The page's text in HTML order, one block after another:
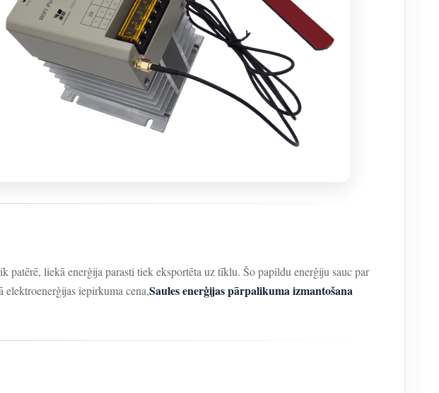
patērē, liekā enerģija parasti tiek eksportēta uz tīklu. Šo papildu enerģiju sauc par
iepirkuma cena,Saules enerģijas pārpalikuma izmantošana